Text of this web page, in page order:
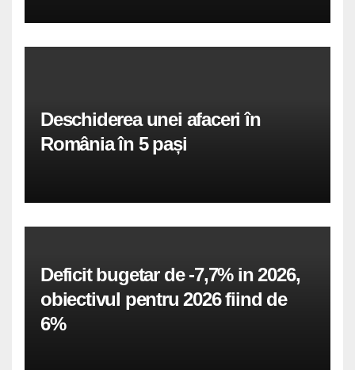
Deschiderea unei afaceri în
România în 5 pași
Deficit bugetar de -7,7% in 2026,
obiectivul pentru 2026 fiind de
6%